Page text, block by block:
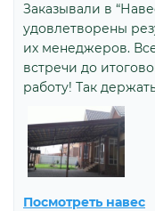
Заказывали в
удовлетворены
их менеджеров.
встречи до
работу! Так
Посмотреть навес